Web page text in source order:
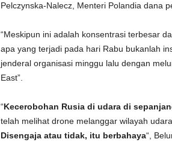
Pelczynska-Nalecz, Menteri Polandia dana
“Meskipun ini adalah konsentrasi terbesar
apa yang terjadi pada hari Rabu bukanlah
jenderal organisasi minggu lalu dengan
East”.
“Kecerobohan Rusia di udara di
telah melihat drone melanggar wilayah
Disengaja atau tidak, itu berbahaya“,